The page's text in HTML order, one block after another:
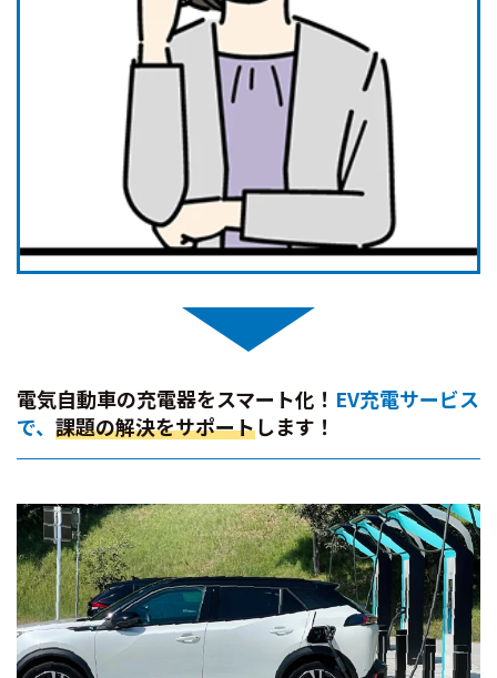
電気自動車の充電器をスマート化！ EV充電サービス
で、 課題の解決をサポートします！